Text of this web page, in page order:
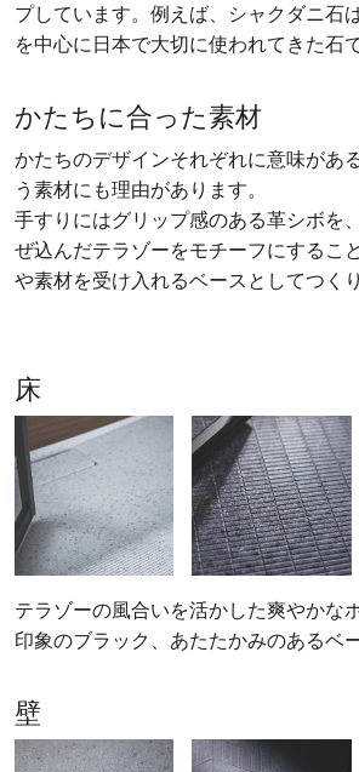
プしています。例えば、シャクダニ石
を中心に日本で大切に使われてきた石で
かたちに合った素材
かたちのデザインそれぞれに意味があ
う素材にも理由があります。
手すりにはグリップ感のある革シボを
ぜ込んだテラゾーをモチーフにするこ
や素材を受け入れるベースとしてつく
床
テラゾーの風合いを活かした爽やかな
印象のブラック、あたたかみのあるベ
壁